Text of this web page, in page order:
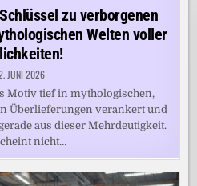
zu verborgenen
Welten voller
JUNI 2026
Motiv tief in mythologischen,
Überlieferungen verankert und
aus dieser Mehrdeutigkeit.
nicht…